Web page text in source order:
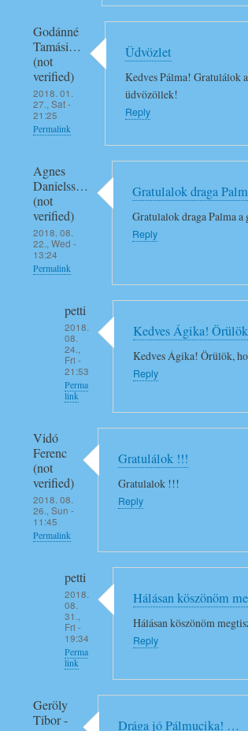
Godánné
Tamási…
(not
verified)
2018. 01.
27., Sat -
21:25
Permalink
Üdvözlet
Kedves Pálma! Gratulálok
üdvözöllek!
Reply
Agnes
Danielss…
(not
verified)
2018. 08.
22., Wed -
13:24
Permalink
Gratulalok draga
Gratulalok draga Palma a
Reply
petti
2018.
08.
24.,
Fri -
21:53
Perma
link
to
G
r
a
t
l
a
l
o
k
d
a
g
Kedves Ágika!
Kedves Ágika! Örülök,
Reply
Vidó
Ferenc
(not
verified)
2018. 08.
26., Sun -
11:45
Permalink
Gratulálok !!!
Gratulalok !!!
Reply
petti
2018.
08.
31.,
Fri -
19:34
Perma
link
reply
to
Hálásan köszönöm
Hálásan köszönöm
Reply
Geröly
Tibor -
Drága jó Pálmucika! …